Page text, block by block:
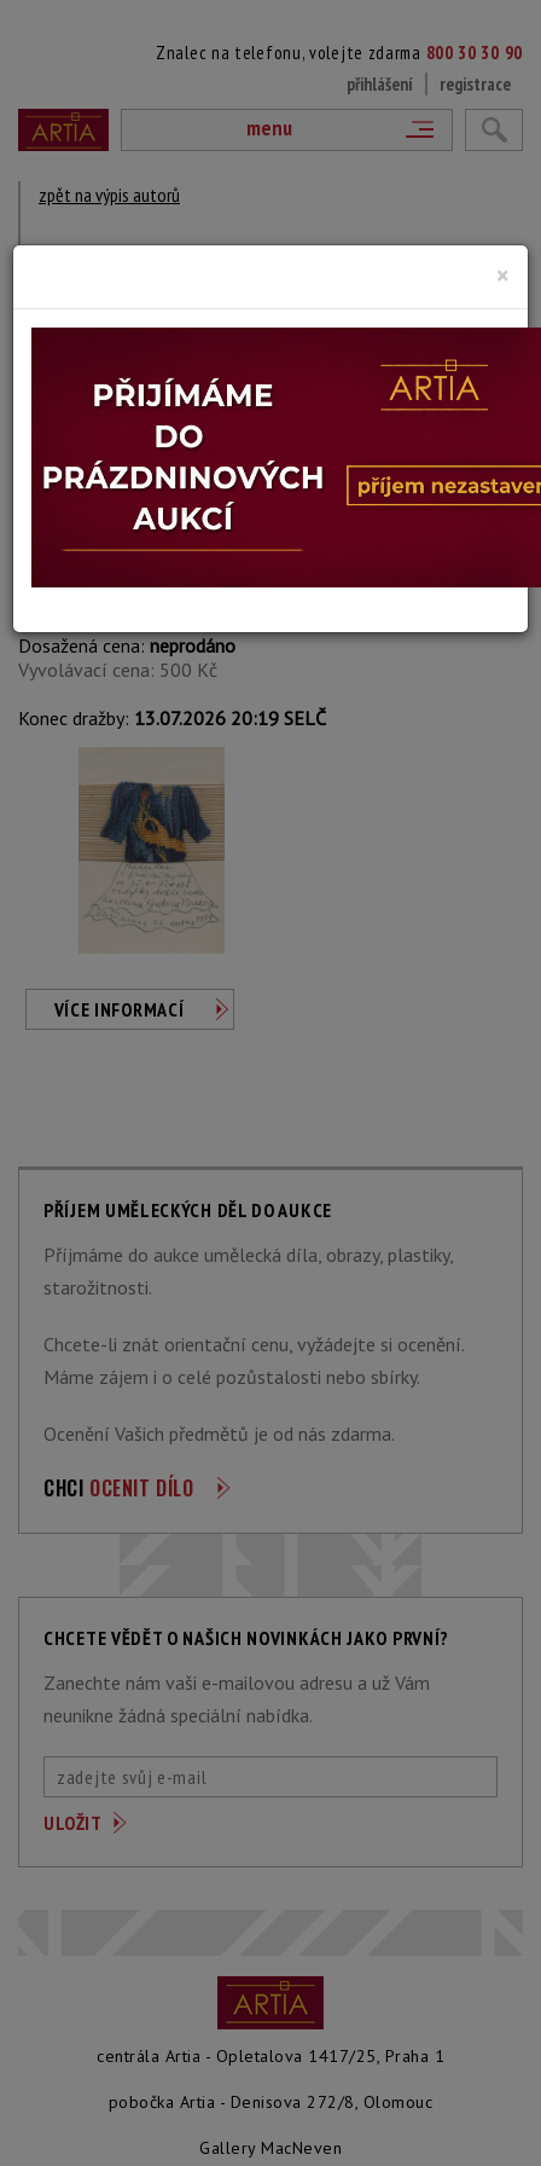
Znalec na telefonu, volejte zdarma 800 30 30 90
přihlášení
registrace
menu
zpět na výpis autorů
1937 Praha
DÍLA V AUKCÍCH
Karolína Gutová Pirklová
116. PŘÁNÍ HANIČCE
Dosažená cena:neprodáno
Vyvolávací cena: 500 Kč
Konec dražby: 13.07.2026 20:19 SELČ
VÍCE INFORMACÍ
PŘÍJEM UMĚLECKÝCH DĚL DO AUKCE
Příjmáme do aukce umělecká díla, obrazy, plastiky,
starožitnosti.
Chcete-li znát orientační cenu, vyžádejte si ocenění.
Máme zájem i o celé pozůstalosti nebo sbírky.
Ocenění Vašich předmětů je od nás zdarma.
CHCI OCENIT DÍLO
CHCETE VĚDĚT O NAŠICH NOVINKÁCH JAKO PRVNÍ?
Zanechte nám vaši e-mailovou adresu a už Vám
neunikne žádná speciální nabídka.
centrála Artia - Opletalova 1417/25, Praha 1
pobočka Artia - Denisova 272/8, Olomouc
Gallery MacNeven
×